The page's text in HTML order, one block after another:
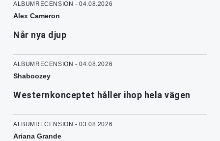
ALBUMRECENSION - 04.08.2026
Alex Cameron
Når nya djup
ALBUMRECENSION - 04.08.2026
Shaboozey
Westernkonceptet håller ihop hela vägen
ALBUMRECENSION - 03.08.2026
Ariana Grande